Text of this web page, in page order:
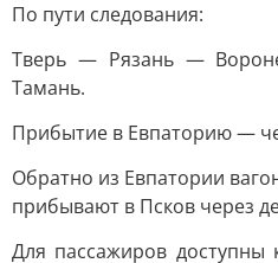
По пути следования:
Тверь — Рязань —
Тамань.
Прибытие в Евпаторию —
Обратно из Евпатории
прибывают в Псков через
Для пассажиров доступны